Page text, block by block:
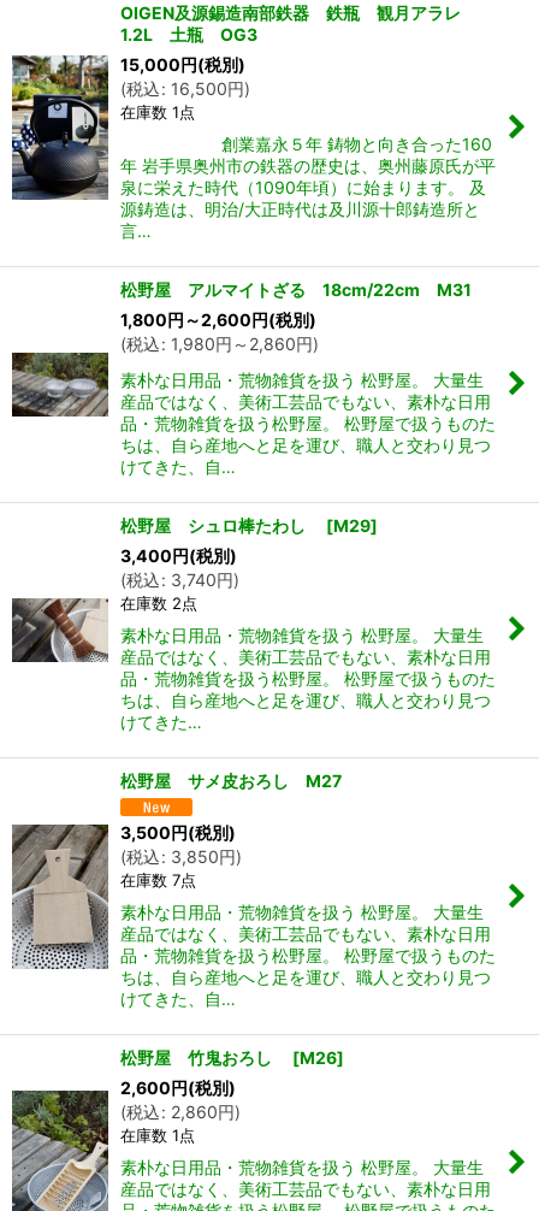
OIGEN及源錫造南部鉄器 鉄瓶 観月アラレ
1.2L 土瓶 OG3
15,000円(税別)
(税込: 16,500円)
在庫数 1点
創業嘉永５年 鋳物と向き合った160
年 岩手県奥州市の鉄器の歴史は、奥州藤原氏が平
泉に栄えた時代（1090年頃）に始まります。 及
源鋳造は、明治/大正時代は及川源十郎鋳造所と
言…
松野屋 アルマイトざる 18cm/22cm M31
1,800円 ～2,600円(税別)
(税込: 1,980円 ～2,860円)
素朴な日用品・荒物雑貨を扱う 松野屋。 大量生
産品ではなく、美術工芸品でもない、素朴な日用
品・荒物雑貨を扱う松野屋。 松野屋で扱うものた
ちは、自ら産地へと足を運び、職人と交わり見つ
けてきた、自…
松野屋 シュロ棒たわし [M29]
3,400円(税別)
(税込: 3,740円)
在庫数 2点
素朴な日用品・荒物雑貨を扱う 松野屋。 大量生
産品ではなく、美術工芸品でもない、素朴な日用
品・荒物雑貨を扱う松野屋。 松野屋で扱うものた
ちは、自ら産地へと足を運び、職人と交わり見つ
けてきた…
松野屋 サメ皮おろし M27
3,500 円(税別)
(税込: 3,850円)
在庫数 7点
素朴な日用品・荒物雑貨を扱う 松野屋。 大量生
産品ではなく、美術工芸品でもない、素朴な日用
品・荒物雑貨を扱う松野屋。 松野屋で扱うものた
ちは、自ら産地へと足を運び、職人と交わり見つ
けてきた、自…
松野屋 竹鬼おろし [M26]
2,600 円(税別)
(税込: 2,860円)
在庫数 1点
素朴な日用品・荒物雑貨を扱う 松野屋。 大量生
産品ではなく、美術工芸品でもない、素朴な日用